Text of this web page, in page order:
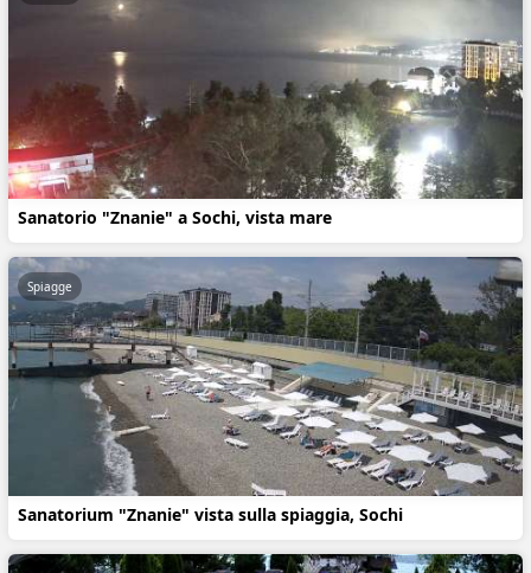
Sanatorio "Znanie" a Sochi, vista mare
Sanatorium "Znanie" vista sulla spiaggia, Sochi
Spiagge